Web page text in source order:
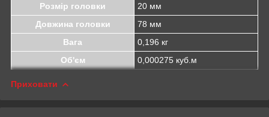
Розмір головки
20 мм
Довжина головки
78 мм
Вага
0,196 кг
Об'єм
0,000275 куб.м
Приховати